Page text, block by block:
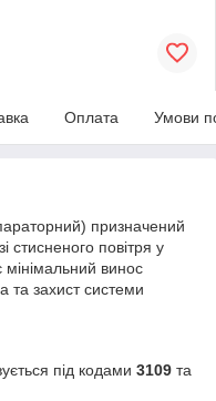
Оплата Умови
призначений
стисненого повітря у
мінімальний винос
та захист системи
під кодами 3109 та